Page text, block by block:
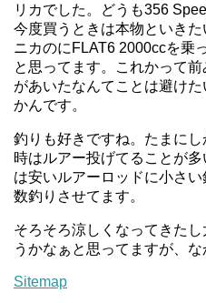
リカでした。どうも356
今度買うときは本物といき
ニカのにFLAT6 2000ccを乗
と思ってます。これかって
があいたなんてことは避け
かんです。
釣りも好きですね。たまに
時はルアー投げてることが
は安いルアーロッドに小さ
数釣りさせてます。
そろそろ涼しくなってきた
うかなぁと思ってますが、
Sitemap